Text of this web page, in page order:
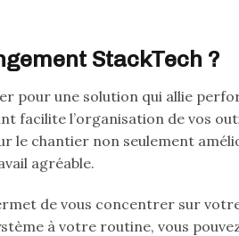
StackTech ?
pour une solution qui allie
facilite l’organisation de vos
le chantier non seulement
agréable.
de vous concentrer sur
à votre routine, vous